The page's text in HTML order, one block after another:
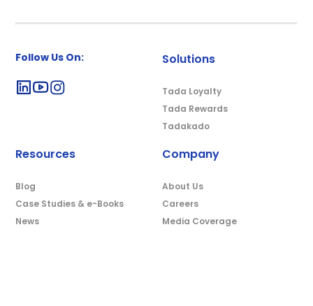
Follow Us On: Solutions
Tada Loyalty
Tada Rewards
Tadakado
Resources
Blog
Case Studies & e-Books
News
Company
About Us
Careers
Media Coverage